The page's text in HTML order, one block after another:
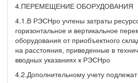
4.ПЕРЕМЕЩЕНИЕ ОБОРУДОВАНИЯ
4.1.В РЭСНро учтены затраты
горизонтальное и вертикальное
оборудования от приобъектного
на расстояния, приведенные в
вводных указаниях к РЭСНро
4.2.Дополнительному учету